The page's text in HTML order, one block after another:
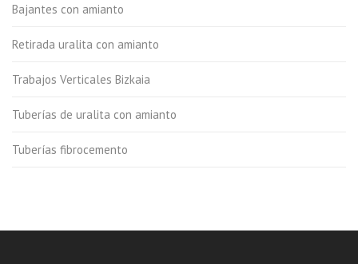
Bajantes con amianto
Retirada uralita con amianto
Trabajos Verticales Bizkaia
Tuberías de uralita con amianto
Tuberías fibrocemento